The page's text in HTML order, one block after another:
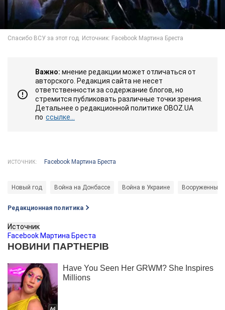
Важно: мнение редакции может отличаться от
авторского. Редакция сайта не несет
ответственности за содержание блогов, но
стремится публиковать различные точки зрения.
Детальнее о редакционной политике OBOZ.UA
по ссылке...
ИСТОЧНИК: Facebook Мартина Бреста
Новый год Война на Донбассе Война в Украине Вооруженные
Редакционная политика
Источник
Facebook Мартина Бреста